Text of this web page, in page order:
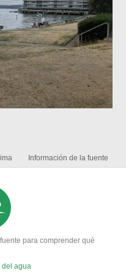
Información de la fuente
para comprender qué
agua